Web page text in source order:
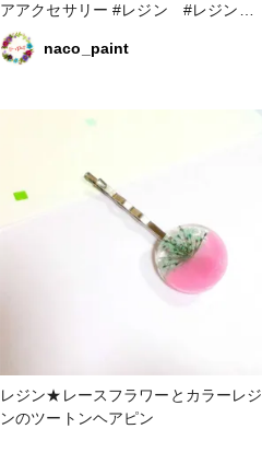
アアクセサリー #レジン #レジンヘ
アアクセサリー #万華鏡 #レースフ
ラワーnaco_paint
レジン★レースフラワーとカラーレジ
ンのツートンヘアピン